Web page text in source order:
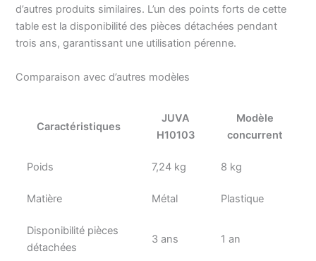
d’autres produits similaires. L’un des points forts de cette
table est la disponibilité des pièces détachées pendant
trois ans, garantissant une utilisation pérenne.
Comparaison avec d’autres modèles
Caractéristiques
JUVA
H10103
Modèle
concurrent
Poids 7,24 kg 8 kg
Matière Métal Plastique
Disponibilité pièces
détachées
3 ans 1 an